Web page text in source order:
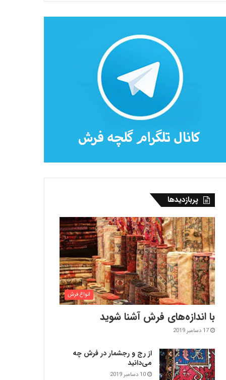
پربازدیدها
انواع فرش
با اندازه‌‌های فرش آشنا شوید
17 دسامبر 2019
از رج و رجشمار در فرش چه
می‌دانید
10 دسامبر 2019